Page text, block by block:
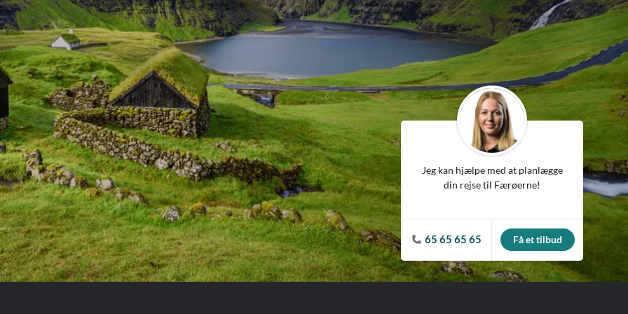
VIVA Cruises
Jeg kan hjælpe med at planlægge
din rejse til Færøerne!
65 65 65 65 Få et tilbud